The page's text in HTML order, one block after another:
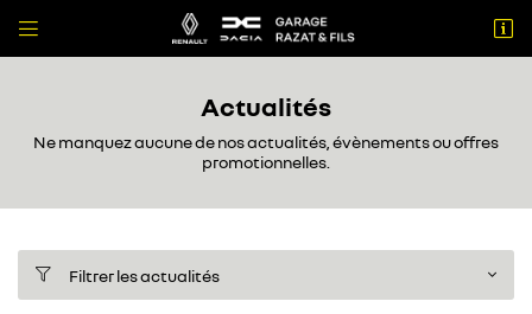
 
56 avenue du Lauragais
Actualités
Ne manquez aucune de nos actualités, évènements ou offres
promotionnelles.
 Filtrer les actualités